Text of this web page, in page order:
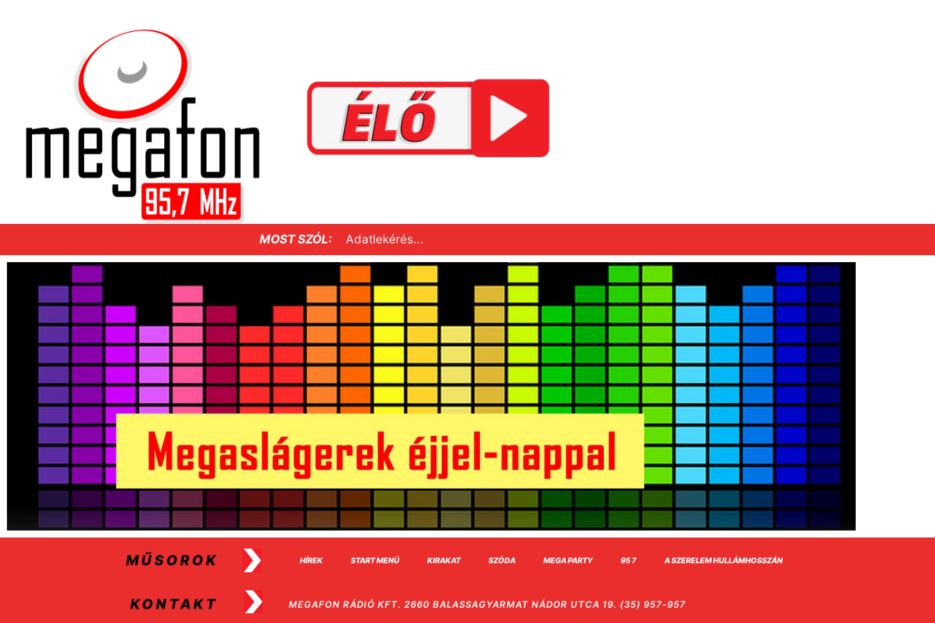
MOST SZÓL: Adatlekérés...
MŰSOROK HÍREK START MENÜ KIRAKAT SZÓDA MEGA PARTY 95 7 A SZERELEM HULLÁMHOSSZÁN
KONTAKT MEGAFON RÁDIÓ KFT. 2660 BALASSAGYARMAT NÁDOR UTCA 19. (35) 957-957